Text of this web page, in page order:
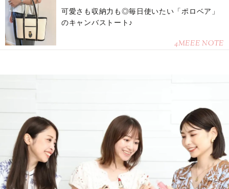
可愛さも収納力も◎毎日使いたい「ポロベア」
のキャンバストート♪
4MEEE NOTE